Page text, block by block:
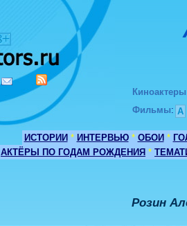
Киноактеры
Фильмы: А
ИСТОРИИ * ИНТЕРВЬЮ * ОБОИ *
АКТЁРЫ ПО ГОДАМ РОЖДЕНИЯ *
Розин